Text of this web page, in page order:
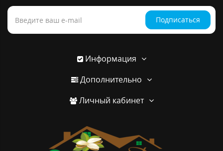
Подписаться
Информация
Дополнительно
Личный кабинет